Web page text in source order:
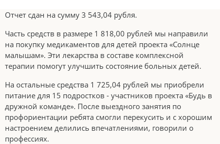
Отчет сдан на сумму 3 543,04 рубля.
Часть средств в размере 1 818,00 рублей мы направили
на покупку медикаментов для детей проекта «Солнце
малышам». Эти лекарства в составе комплексной
терапии помогут улучшить состояние больных детей.
На остальные средства 1 725,04 рублей мы приобрели
питание для 15 подростков - участников проекта «Будь в
дружной команде». После выездного занятия по
профориентации ребята смогли перекусить и с хорошим
настроением делились впечатлениями, говорили о
профессиях.